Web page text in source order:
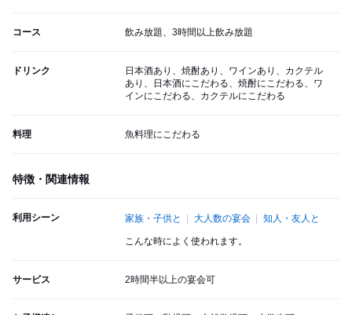
コース 飲み放題、3時間以上飲み放題
ドリンク
日本酒あり、焼酎あり、ワインあり、カクテル
あり、日本酒にこだわる、焼酎にこだわる、ワ
インにこだわる、カクテルにこだわる
料理 魚料理にこだわる
特徴・関連情報
利用シーン 家族・子供と 大人数の宴会 知人・友人と
こんな時によく使われます。
サービス 2時間半以上の宴会可